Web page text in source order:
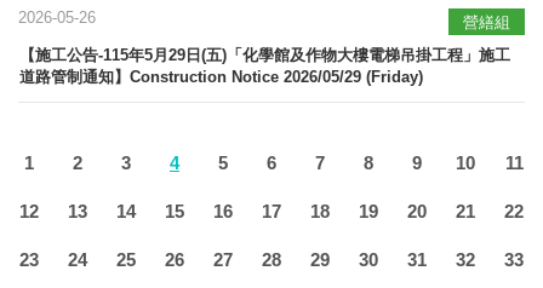
營繕組
2026-05-26
【施工公告-115年5月29日(五)「化學館及作物大樓電梯吊掛工程」施工
道路管制通知】Construction Notice 2026/05/29 (Friday)
1 2 3 4 5 6 7 8 9 10 11
12 13 14 15 16 17 18 19 20 21 22
23 24 25 26 27 28 29 30 31 32 33